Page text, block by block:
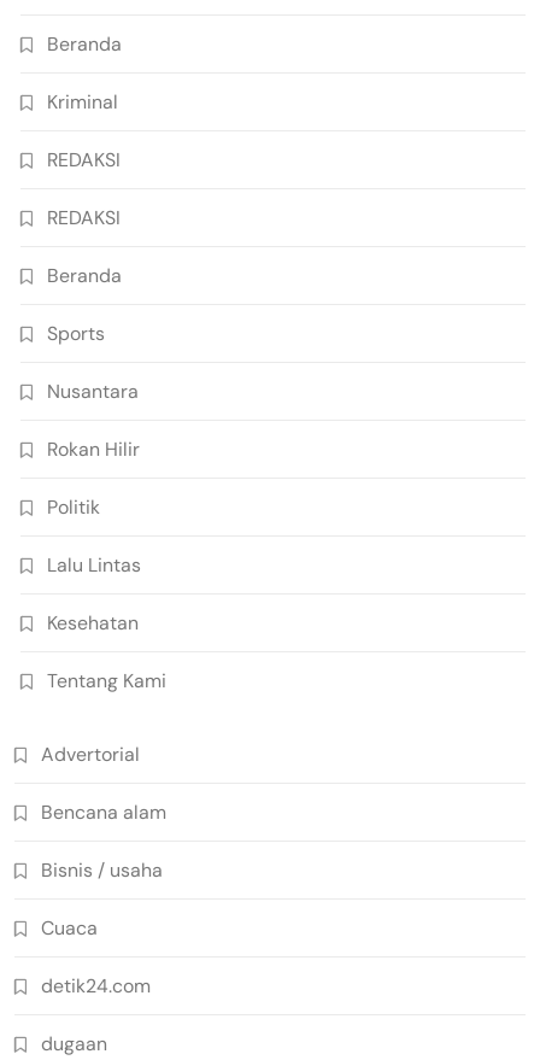
Beranda
Kriminal
REDAKSI
REDAKSI
Beranda
Sports
Nusantara
Rokan Hilir
Politik
Lalu Lintas
Kesehatan
Tentang Kami
Advertorial
Bencana alam
Bisnis / usaha
Cuaca
detik24.com
dugaan